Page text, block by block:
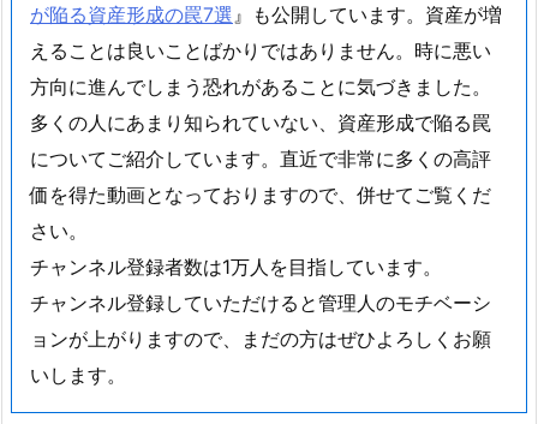
が陥る資産形成の罠7選 』も公開しています。資産が増
えることは良いことばかりではありません。時に悪い
方向に進んでしまう恐れがあることに気づきました。
多くの人にあまり知られていない、資産形成で陥る罠
についてご紹介しています。直近で非常に多くの高評
価を得た動画となっておりますので、併せてご覧くだ
さい。
チャンネル登録者数は1万人を目指しています。
チャンネル登録していただけると管理人のモチベーシ
ョンが上がりますので、まだの方はぜひよろしくお願
いします。